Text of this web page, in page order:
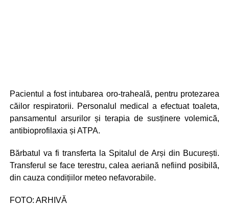
Pacientul a fost intubarea oro-traheală, pentru protezarea
căilor respiratorii. Personalul medical a efectuat toaleta,
pansamentul arsurilor și terapia de susținere volemică,
antibioprofilaxia și ATPA.
Bărbatul va fi transferta la Spitalul de Arși din București.
Transferul se face terestru, calea aeriană nefiind posibilă,
din cauza condițiilor meteo nefavorabile.
FOTO: ARHIVĂ